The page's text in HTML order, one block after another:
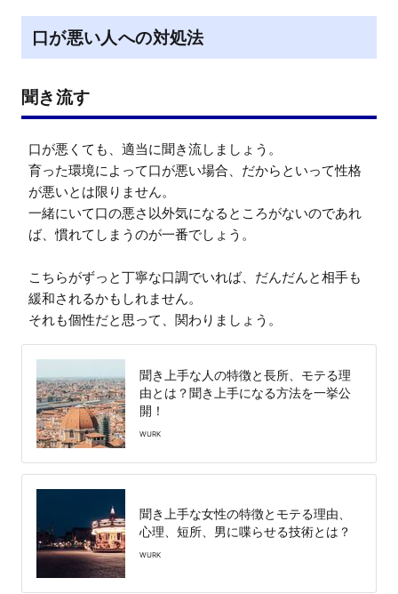
口が悪い人への対処法
聞き流す
口が悪くても、適当に聞き流しましょう。
育った環境によって口が悪い場合、だからといって性格
が悪いとは限りません。
一緒にいて口の悪さ以外気になるところがないのであれ
ば、慣れてしまうのが一番でしょう。
こちらがずっと丁寧な口調でいれば、だんだんと相手も
緩和されるかもしれません。
それも個性だと思って、関わりましょう。
聞き上手な人の特徴と長所、モテる理
由とは？聞き上手になる方法を一挙公
開！
WURK
聞き上手な女性の特徴とモテる理由、
心理、短所、男に喋らせる技術とは？
WURK